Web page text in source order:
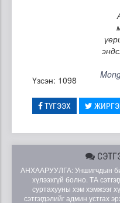
Үзсэн: 1098
ТҮГЭЭХ
АНХААРУУЛГА: Уншигчдын
хүлээхгүй болно. ТА
суртахууны хэм хэмжээг
сэтгэгдэлийг админ устгах